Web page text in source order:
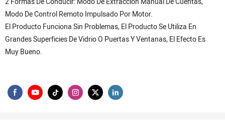
Modo De Control Remoto Impulsado Por Motor.
El Producto Funciona Sin Problemas, El Producto Se Utiliza En
Grandes Superficies De Vidrio O Puertas Y Ventanas, El Efecto Es
Muy Bueno.